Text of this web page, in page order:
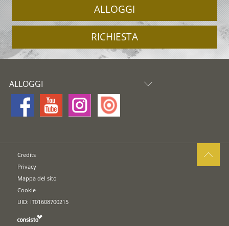
ALLOGGI
RICHIESTA
ALLOGGI
Credits
Privacy
Mappa del sito
Cookie
UID: IT01608700215